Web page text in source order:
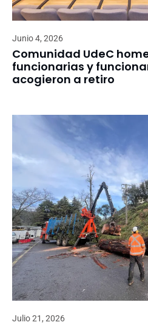
Junio 4, 2026
Comunidad UdeC
funcionarias y
acogieron a retiro
Julio 21, 2026